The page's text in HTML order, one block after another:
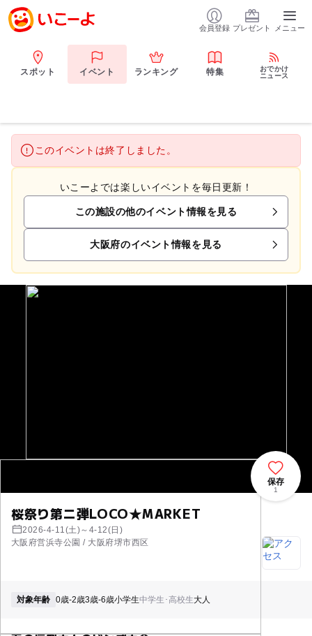
会員登録 プレゼント メニュー
スポット イベント ランキング 特集
おでかけ
ニュース
このイベントは終了しました。
いこーよでは楽しいイベントを毎日更新！
この施設の他のイベント情報を見る
大阪府のイベント情報を見る
桜祭り第ニ弾LOCO★MARKET
2026-4-11(土)～4-12(日)
大阪府営浜寺公園 / 大阪府堺市西区
保存
1
対象年齢 0歳-2歳3歳-6歳小学生中学生･高校生大人